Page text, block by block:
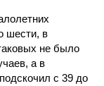
шести, в
не было
а в
с 39 до